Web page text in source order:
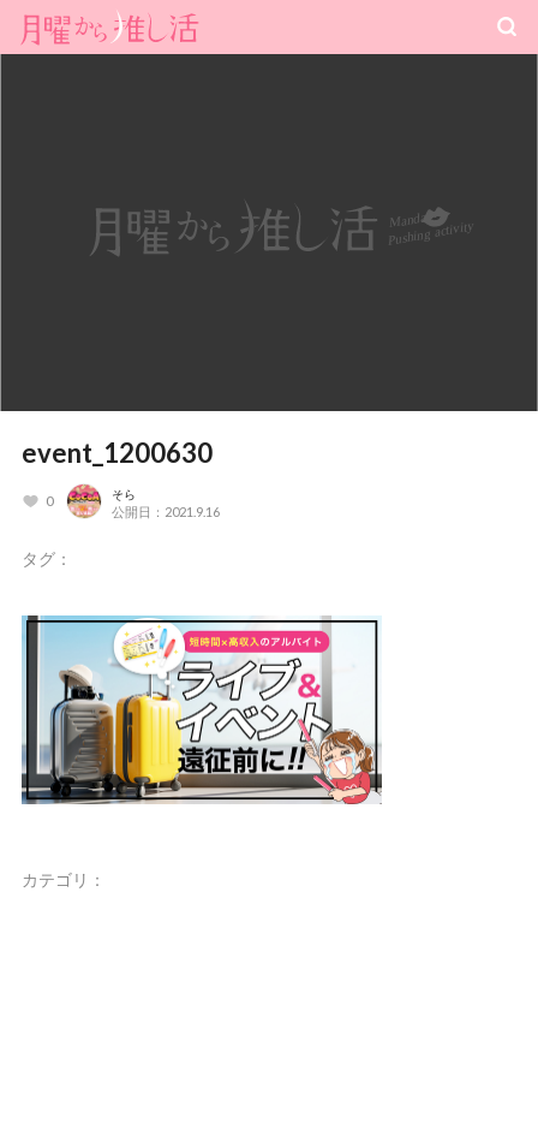
event_1200630
0 そら
公開日：2021.9.16
タグ：
カテゴリ：